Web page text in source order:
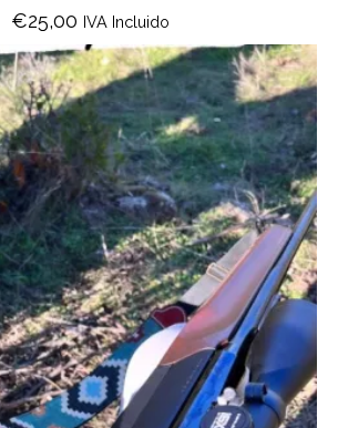
€25,00 IVA Incluido